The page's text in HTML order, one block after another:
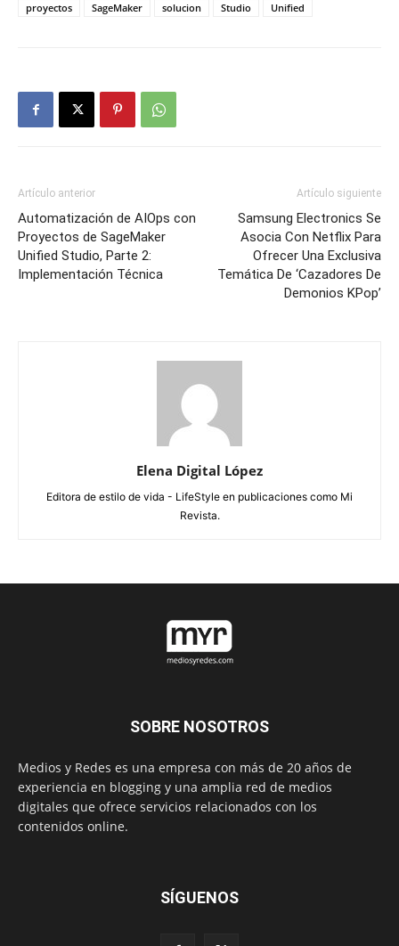
proyectos
SageMaker solucion Studio Unified
Artículo anterior
Automatización de AIOps con
Proyectos de SageMaker
Unified Studio, Parte 2:
Implementación Técnica
Artículo siguiente
Samsung Electronics Se
Asocia Con Netflix Para
Ofrecer Una Exclusiva
Temática De ‘Cazadores De
Demonios KPop’
Elena Digital López
Editora de estilo de vida - LifeStyle en publicaciones como Mi
Revista.
SOBRE NOSOTROS
Medios y Redes es una empresa con más de 20 años de
experiencia en blogging y una amplia red de medios
digitales que ofrece servicios relacionados con los
contenidos online.
SÍGUENOS